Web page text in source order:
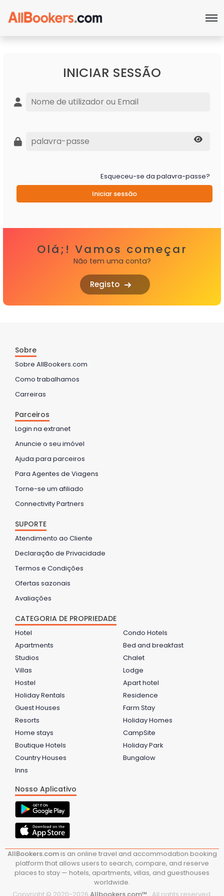
INICIAR SESSÃO
Esqueceu-se da palavra-passe?
Iniciar sessão
Olá;! Vamos começar
Não tem uma conta?
Registo
Sobre
Sobre AllBookers.com
Como trabalhamos
Carreiras
Parceiros
Login na extranet
Anuncie o seu imóvel
Ajuda para parceiros
Para Agentes de Viagens
Torne-se um afiliado
Connectivity Partners
SUPORTE
Atendimento ao Cliente
Declaração de Privacidade
Termos e Condições
Ofertas sazonais
Avaliações
CATEGORIA DE PROPRIEDADE
Hotel
Apartments
Studios
Villas
Hostel
Holiday Rentals
Guest Houses
Resorts
Home stays
Boutique Hotels
Country Houses
Inns
Condo Hotels
Bed and breakfast
Chalet
Lodge
Apart hotel
Residence
Farm Stay
Holiday Homes
CampSite
Holiday Park
Bungalow
Nosso Aplicativo
AllBookers.comis an online travel and accommodation booking
platform that allows users to search, compare, and reserve
places to stay — hotels, apartments, villas, and guesthouses
worldwide.
Copyright © 2020-2026 Allbookers.com™ . All rights reserved.